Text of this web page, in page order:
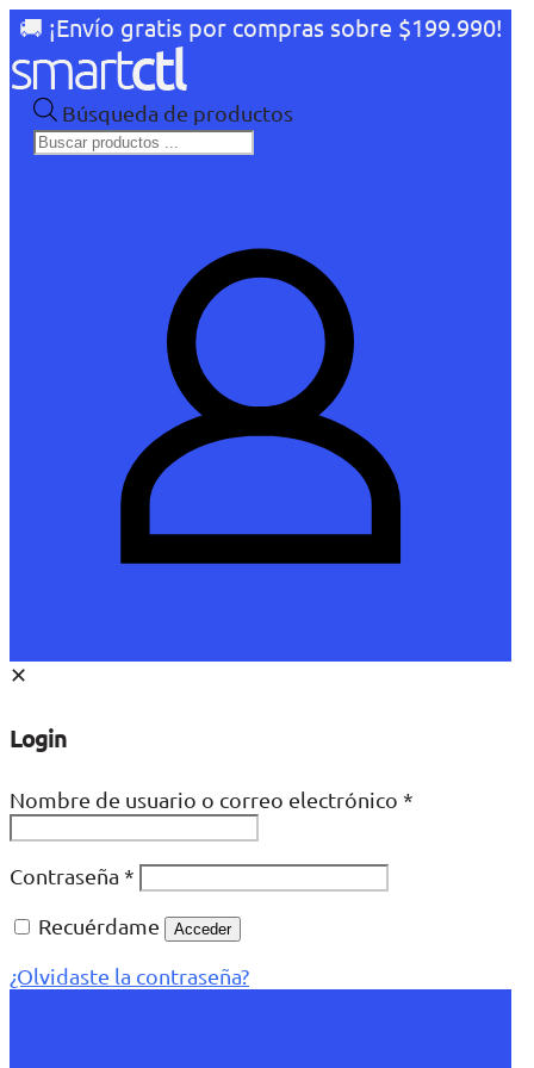
🚚 ¡Envío gratis por compras sobre $199.990!
Búsqueda de productos
✕
Login
Nombre de usuario o correo electrónico *
Contraseña *
Recuérdame
Acceder
¿Olvidaste la contraseña?